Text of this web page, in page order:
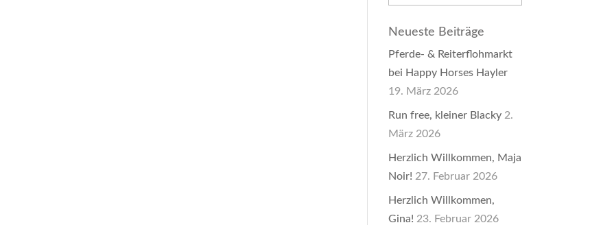
Neueste Beiträge
Pferde- & Reiterflohmarkt
bei Happy Horses Hayler
19. März 2026
Run free, kleiner Blacky 2.
März 2026
Herzlich Willkommen, Maja
Noir! 27. Februar 2026
Herzlich Willkommen,
Gina! 23. Februar 2026